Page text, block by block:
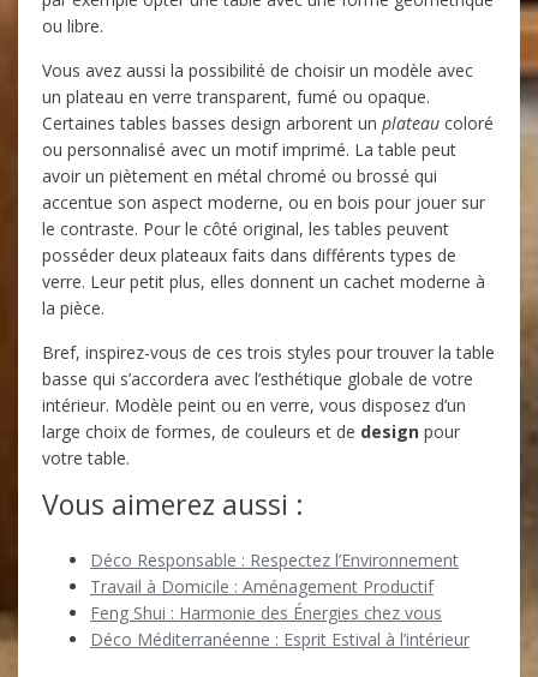
ou libre.
Vous avez aussi la possibilité de choisir un modèle avec
un plateau en verre transparent, fumé ou opaque.
Certaines tables basses design arborent un plateau coloré
ou personnalisé avec un motif imprimé. La table peut
avoir un piètement en métal chromé ou brossé qui
accentue son aspect moderne, ou en bois pour jouer sur
le contraste. Pour le côté original, les tables peuvent
posséder deux plateaux faits dans différents types de
verre. Leur petit plus, elles donnent un cachet moderne à
la pièce.
Bref, inspirez-vous de ces trois styles pour trouver la table
basse qui s’accordera avec l’esthétique globale de votre
intérieur. Modèle peint ou en verre, vous disposez d’un
large choix de formes, de couleurs et de design pour
votre table.
Vous aimerez aussi :
Déco Responsable : Respectez l’Environnement
Travail à Domicile : Aménagement Productif
Feng Shui : Harmonie des Énergies chez vous
Déco Méditerranéenne : Esprit Estival à l’intérieur